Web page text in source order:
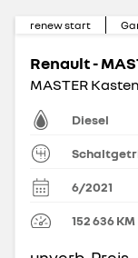
renew start
Renault -
MASTER
Diesel
6/2021
152 636KM